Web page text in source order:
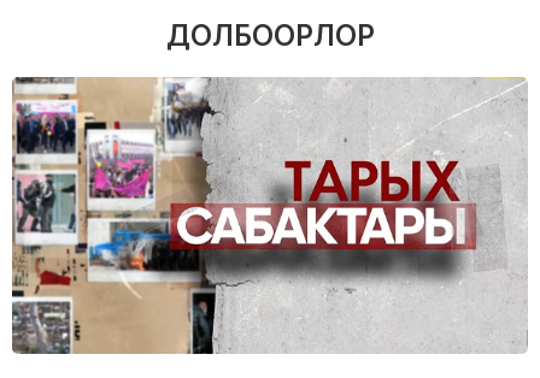
Ак-Талаа районунда сел жүрдү
05.08.26 10:14 252
Нарын: Суткалык жөнгө салуу бассейнинин
курулушунда мыйзам бузуу аныкталды
05.08.26 09:08 59
Юридикалык өкүлчүлүктүн маселелери боюнча
айрым мыйзам актыларына өзгөртүүлөр киргизилди
05.08.26 09:05
"Маркумду узатуу жана сөөгүн жайга коюу иши
ДОЛБООРЛОР